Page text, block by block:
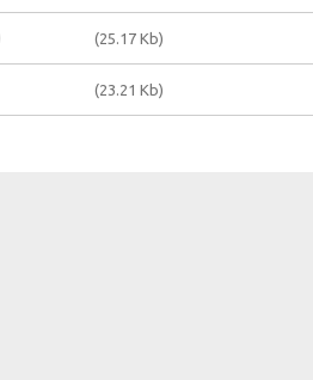
(25.17 Kb)
(23.21 Kb)